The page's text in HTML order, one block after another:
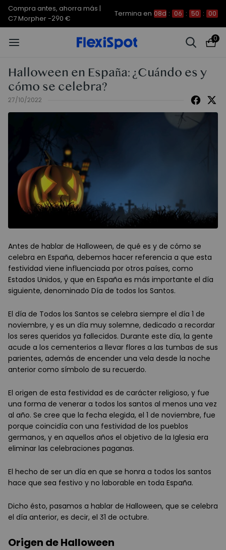
Compra antes, ahorra más |
C7 Morpher -290 €
Termina en 08d : 06 : 50 : 00
0
Halloween en España: ¿Cuándo es y
cómo se celebra?
27/10/2022
Antes de hablar de Halloween, de qué es y de cómo se
celebra en España, debemos hacer referencia a que esta
festividad viene influenciada por otros países, como
Estados Unidos, y que en España es más importante el día
siguiente, denominado Día de todos los Santos.
El día de Todos los Santos se celebra siempre el día 1 de
noviembre, y es un día muy solemne, dedicado a recordar
los seres queridos ya fallecidos. Durante este día, la gente
acude a los cementerios a llevar flores a las tumbas de sus
parientes, además de encender una vela desde la noche
anterior como símbolo de su recuerdo.
El origen de esta festividad es de carácter religioso, y fue
una forma de venerar a todos los santos al menos una vez
al año. Se cree que la fecha elegida, el 1 de noviembre, fue
porque coincidía con una festividad de los pueblos
germanos, y en aquellos años el objetivo de la Iglesia era
eliminar las celebraciones paganas.
El hecho de ser un día en que se honra a todos los santos
hace que sea festivo y no laborable en toda España.
Dicho ésto, pasamos a hablar de Halloween, que se celebra
el día anterior, es decir, el 31 de octubre.
Origen de Halloween